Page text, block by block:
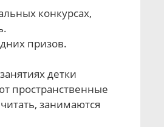
конкурсах,
призов.
детки
пространственные
занимаются